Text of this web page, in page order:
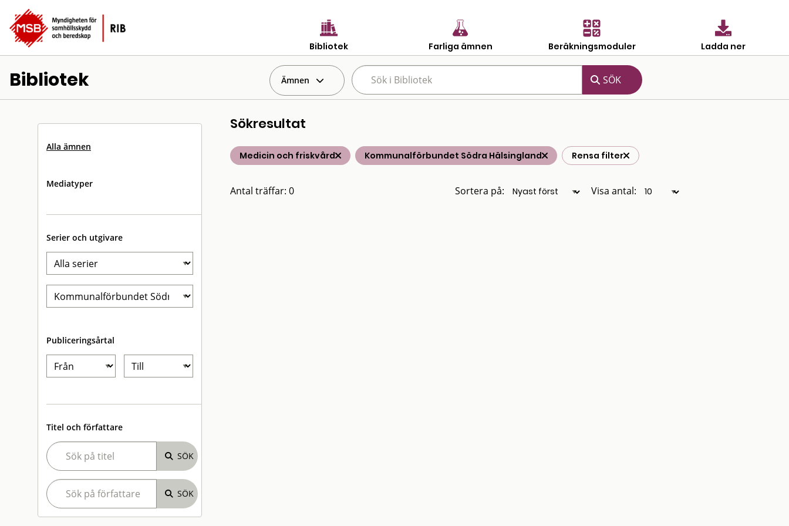
Bibliotek Farliga ämnen Beräkningsmoduler Ladda ner
Bibliotek Ämnen
Alla ämnen
Mediatyper
Serier och utgivare
Publiceringsårtal
Titel och författare
Sökresultat
Medicin och friskvård Kommunalförbundet Södra Hälsingland Rensa filter
Antal träffar: 0 Sortera på: Visa antal: